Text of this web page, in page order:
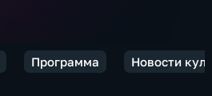
Программа Новости